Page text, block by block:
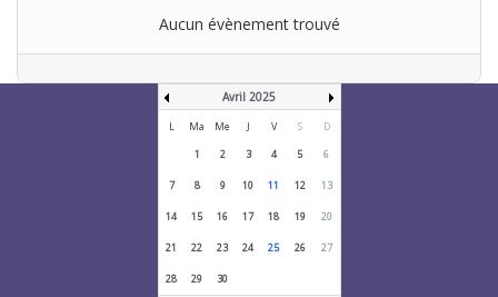
Aucun évènement trouvé
Avril 2025
L Ma Me J V S
D
1
2 3 4 5 6
7 8 9 10 11 12 13
14 15 16 17 18 19 20
21 22 23 24 25 26 27
28 29 30